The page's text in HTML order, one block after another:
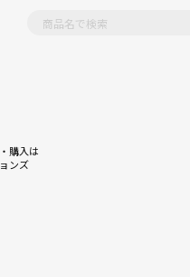
購入は
ンズ